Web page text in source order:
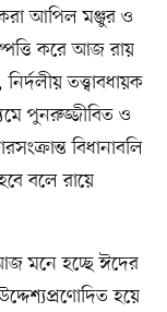
আপিল মঞ্জুর ও
করে আজ রায়
তত্ত্বাবধায়ক
পুনরুজ্জীবিত ও
বিধানাবলি
বলে রায়ে
মনে হচ্ছে ঈদের
হয়ে